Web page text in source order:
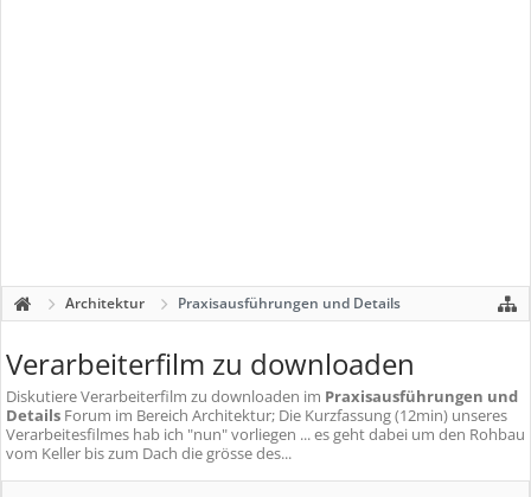
Architektur Praxisausführungen und Details
Verarbeiterfilm zu downloaden
DiskutiereVerarbeiterfilm zu downloaden im Praxisausführungen und
Details Forum im Bereich Architektur; Die Kurzfassung (12min) unseres
Verarbeitesfilmes hab ich "nun" vorliegen ... es geht dabei um den Rohbau
vom Keller bis zum Dach die grösse des...